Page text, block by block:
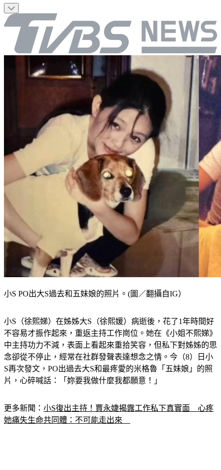
不容易才振作起來，重返主持工作崗位。她在《小姐不熙娣》
中主持功力不減，表面上看起來重拾笑容，但私下對姊姊的思
念卻從不停止，經常在社群發聲表達想念之情。今（8）日小
S再次發文，PO出過去大S和最疼愛的米格魯「五妹娘」的照
片，心碎喊話：「妳要我做什麼我都願意！」
她痛失生命共同體：不可能走出來